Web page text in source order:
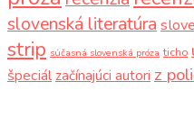
slovenská literatúra
strip súčasná slovenská próza ticho
špeciál začínajúci autori z